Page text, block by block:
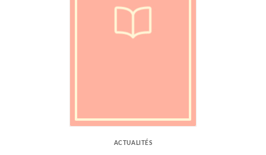
ACTUALITÉS